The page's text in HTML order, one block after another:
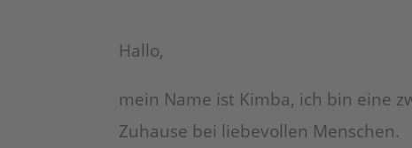
Hallo,
mein Name ist Kimba, ich bin eine
Zuhause bei liebevollen Menschen.